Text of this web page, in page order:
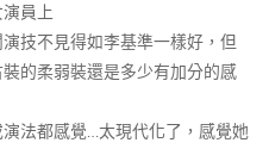
員上
技不見得如李基準一樣好，但
的柔弱裝還是多少有加分的感
法都感覺…太現代化了，感覺她